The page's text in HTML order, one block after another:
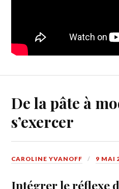
De la pâte à
s’exercer
CAROLINE YVANOFF 9 MAI
Intégrer le réflexe